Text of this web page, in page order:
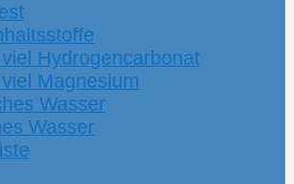
Hydrogencarbonat
Magnesium
Wasser
Wasser